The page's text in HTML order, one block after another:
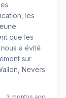
les
que les
a évité
sur
Nevers